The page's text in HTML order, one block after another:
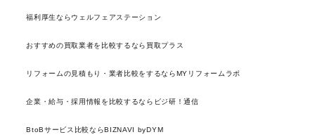
福利厚生ならウェルフェアステーション
おすすめの買取業者を比較するなら買取プラス
リフォームの見積もり・業者比較をするならMYリフォームラボ
企業・給与・採用情報を比較するならビジ研！通信
BtoBサービス比較ならBIZNAVI byDYM